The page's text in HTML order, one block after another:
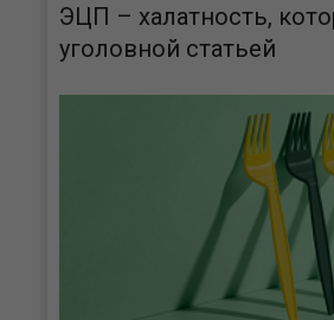
ЭЦП – халатность,
уголовной статьей